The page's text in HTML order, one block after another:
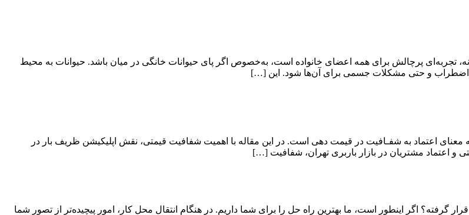
تجربه‌ای پرچالش برای همه اعضای خانواده است، به‌خصوص اگر پای حیوانات خانگی در میان باشد. حیوانات به محیط
اضطراب و حتی مشکلات جسمی برای آن‌ها شود. این […]
اعتماد به شفـافیت در قیمت دهی است. در این مقاله با اهمیت شفافیت قیمتی، نقش اپلیکیشن ظریف بار در
و اعتماد مشتریان در بازار باربری تهران، شفافیت […]
قرار گرفته؟ اگر اینطور است، ما بهترین راه حل را برای شما داریم. در هنگام انتقال محل کار، امور پیچیده‌تر از تصور شما